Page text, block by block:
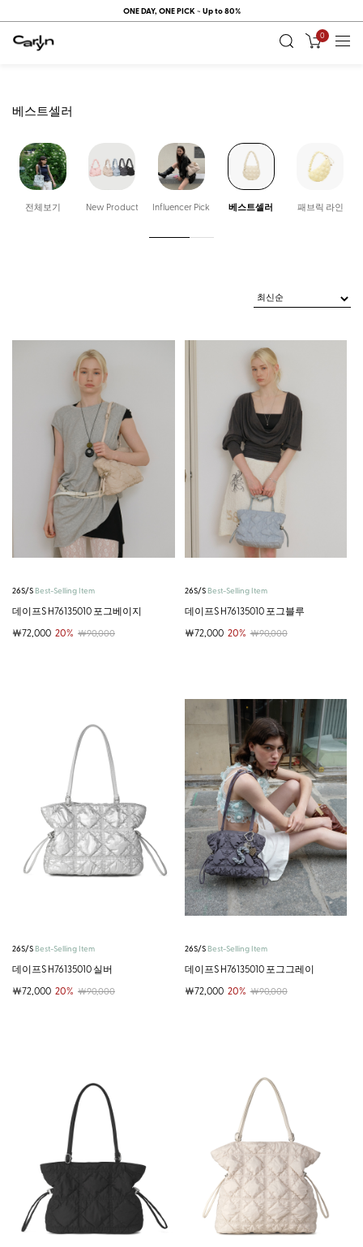
ONE DAY, ONE PICK ~ Up to 80%
0
베스트셀러
전체보기 New Product Influencer Pick 베스트셀러 패브릭 라인
26S/S Best-Selling Item
데이프S H76135010 포그베이지
￦72,000 20% ￦90,000
26S/S Best-Selling Item
데이프S H76135010 포그블루
￦72,000 20% ￦90,000
26S/S Best-Selling Item
데이프S H76135010 실버
￦72,000 20% ￦90,000
26S/S Best-Selling Item
데이프S H76135010 포그그레이
￦72,000 20% ￦90,000